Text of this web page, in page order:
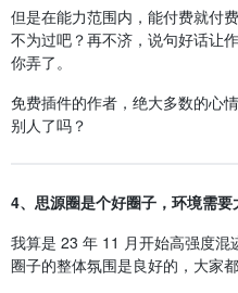
但是在能力范围内，能付费就付
不为过吧？再不济，说句好话让
你弄了。
免费插件的作者，绝大多数的心
别人了吗？
4、思源圈是个好圈子，环境需要
我算是 23 年 11 月开始高强度混
圈子的整体氛围是良好的，大家都